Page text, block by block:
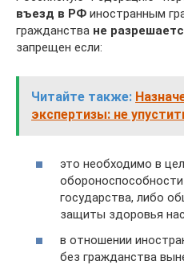
въезд в РФ иностранным
гражданства не
запрещен если:
Читайте также:
экспертизы: не
это необходимо в
государства, либо
защиты здоровья
в отношении
без гражданства